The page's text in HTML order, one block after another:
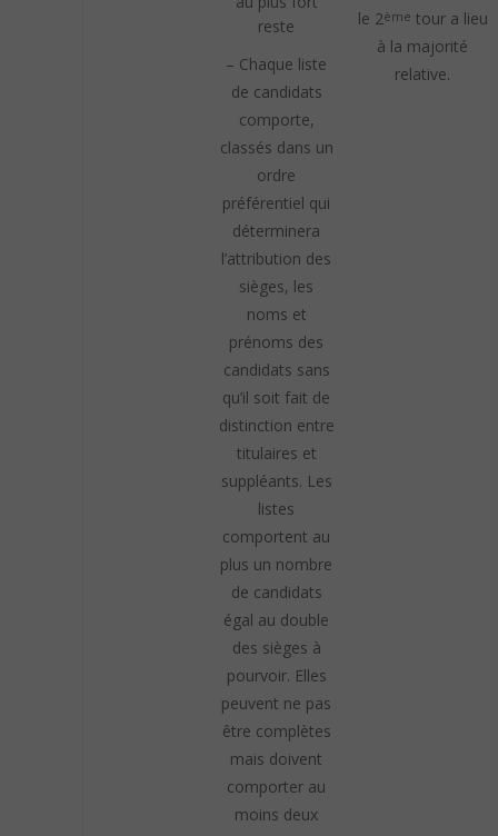
reste
– Chaque liste
de candidats
comporte,
classés dans un
ordre
préférentiel qui
déterminera
l’attribution des
sièges, les
noms et
prénoms des
candidats sans
qu’il soit fait de
distinction entre
titulaires et
suppléants. Les
listes
comportent au
plus un nombre
de candidats
égal au double
des sièges à
pourvoir. Elles
peuvent ne pas
être complètes
mais doivent
comporter au
moins deux
le 2ème tour a lieu
à la majorité
relative.